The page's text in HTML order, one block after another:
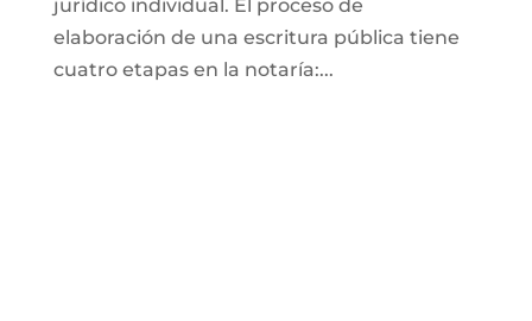
jurídico individual. El proceso de
elaboración de una escritura pública tiene
cuatro etapas en la notaría:...